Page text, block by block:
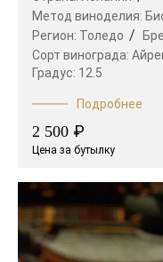
Метод виноделия:
Регион: Толедо
Сорт винограда:
Градус: 12.5
Подробнее
2 500 ₽
Цена за бутылку